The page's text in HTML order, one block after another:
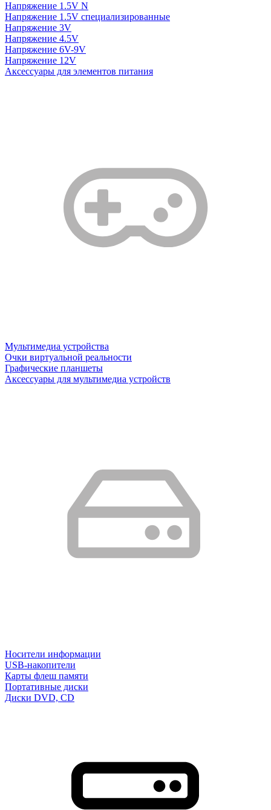
Напряжение 1.5V N
Напряжение 1.5V специализированные
Напряжение 3V
Напряжение 4.5V
Напряжение 6V-9V
Напряжение 12V
Аксессуары для элементов питания
Мультимедиа устройства
Очки виртуальной реальности
Графические планшеты
Аксессуары для мультимедиа устройств
Носители информации
USB-накопители
Карты флеш памяти
Портативные диски
Диски DVD, CD